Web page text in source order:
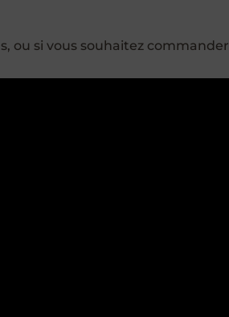
ou si vous souhaitez commander